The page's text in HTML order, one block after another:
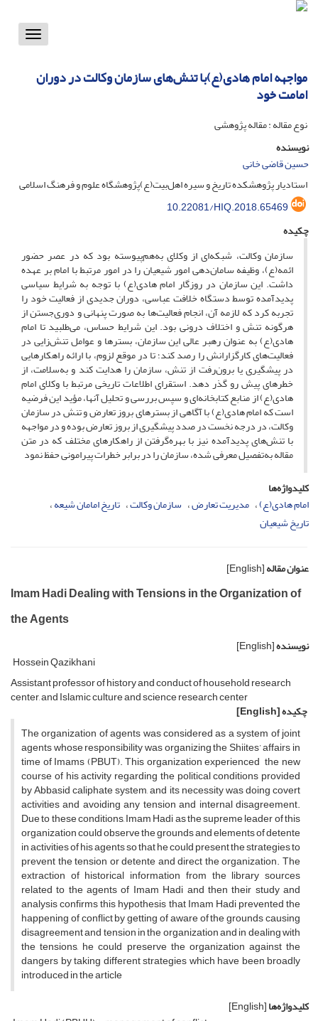
Toggle
مواجهه امام هادی(ع)با تنش‌های سازمان وکالت در دوران
امامت خود
نوع مقاله : مقاله پژوهشی
نویسنده
حسین قاضی خانی
استادیار پژوهشکده تاریخ و سیره‌ اهل‌بیت(ع)پژوهشگاه علوم و فرهنگ اسلامی
10.22081/HIQ.2018.65469
چکیده
سازمان وکالت، شبکه‌ای از وکلای به‌هم‌پیوسته بود که در عصر حضور
ائمه(ع)، وظیفه‌ سامان‌دهی امور شیعیان را در امور مرتبط با امام بر عهده
داشت. این سازمان در روزگار امام هادی(ع) با توجه به شرایط سیاسی
پدیدآمده توسط دستگاه خلافت عباسی، دوران جدیدی از فعالیت خود را
تجربه ‌کرد که لازمه‌ آن، انجام فعالیت‌ها به صورت پنهانی و دوری‌جستن از
هرگونه تنش و اختلاف درونی بود. این شرایط حساس، می‌طلبید تا امام
هادی(ع) به عنوان رهبر عالی این سازمان، بستر‌ها و عوامل تنش‌زایی در
فعالیت‌های کارگزارانش را رصد کند؛ تا در موقع لزوم، با ارائه راهکارهایی
در پیشگیری یا برون‌رفت از تنش، سازمان را هدایت کند و به‌سلامت، از
خطرهای پیش‌ رو گذر دهد. استقرای اطلاعات تاریخی مرتبط با وکلای امام
هادی(ع) از منابع کتابخانه‌ای و سپس بررسی و تحلیل آنها، مؤید این فرضیه
است که امام هادی(ع) با آگاهی از بسترهای بروز تعارض و تنش در سازمان
وکالت، در درجه نخست در صدد پیشگیری از بروز تعارض بوده‌ و در مواجهه
با تنش‌های پدیدآمده نیز با بهره‌گرفتن از راهکارهای مختلف که در متن
مقاله به‌تفصیل معرفی شده، سازمان را در برابر خطرات پیرامونی حفظ نمود
کلیدواژه‌ها
امام هادی(ع) مدیریت تعارض سازمان وکالت تاریخ امامان شیعه
تاریخ شیعیان
عنوان مقاله[English]
Imam Hadi Dealing with Tensions in the Organization of
the Agents
نویسنده[English]
Hossein Qazikhani
Assistant professor of history and conduct of household research
center, and Islamic culture and science research center
چکیده[English]
The organization of agents was considered as a system of joint
agents whose responsibility was organizing the Shiites’ affairs in
time of Imams (PBUT). This organization experienced the new
course of his activity regarding the political conditions provided
by Abbasid caliphate system, and its necessity was doing covert
activities and avoiding any tension and internal disagreement.
Due to these conditions, Imam Hadi as the supreme leader of this
organization could observe the grounds and elements of detente
in activities of his agents so that he could present the strategies to
prevent the tension or detente and direct the organization. The
extraction of historical information from the library sources
related to the agents of Imam Hadi and then their study and
analysis confirms this hypothesis that Imam Hadi prevented the
happening of conflict by getting of aware of the grounds causing
disagreement and tension in the organization and in dealing with
the tensions, he could preserve the organization against the
dangers by taking different strategies which have been broadly
introduced in the article
کلیدواژه‌ها[English]